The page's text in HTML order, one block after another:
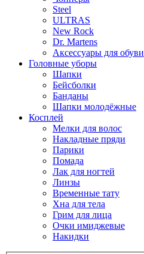
Steel
ULTRAS
New Rock
Dr. Martens
Аксессуары для обуви
Головные уборы
Шапки
Бейсболки
Банданы
Шапки молодёжные
Косплей
Мелки для волос
Накладные пряди
Парики
Помада
Лак для ногтей
Линзы
Временные тату
Хна для тела
Грим для лица
Очки имиджевые
Накидки